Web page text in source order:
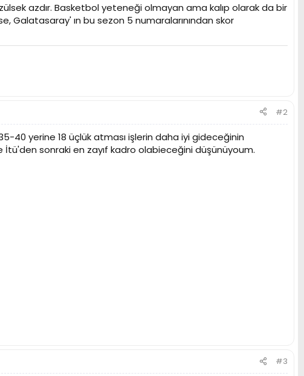
azdır. Basketbol yeteneği olmayan ama kalıp olarak da bir
Galatasaray' ın bu sezon 5 numaralarınından skor
#2
40 yerine 18 üçlük atması işlerin daha iyi gideceğinin
İtü'den sonraki en zayıf kadro olabieceğini düşünüyoum.
#3